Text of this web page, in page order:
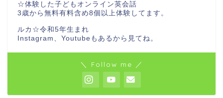
☆体験した子どもオンライン英会話
3歳から無料有料含め8個以上体験してます。
ルカ☆令和5年生まれ
Instagram、Youtubeもあるから見てね。
＼ Follow me ／